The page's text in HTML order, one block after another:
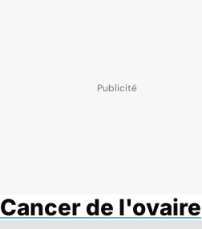
Cancer de l'ovaire